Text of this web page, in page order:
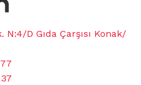
N:4/D Gıda Çarşısı Konak/